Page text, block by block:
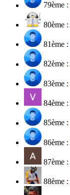
79ème :
80ème :
81ème :
82ème :
83ème :
84ème :
85ème :
86ème :
87ème :
88ème :